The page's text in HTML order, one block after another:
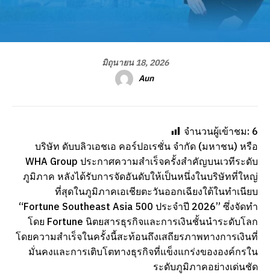
มิถุนายน 18, 2026
Aun
จำนวนผู้เข้าชม: 6
บริษัท ดับบลิวเอชเอ คอร์ปอเรชั่น จำกัด (มหาชน) หรือ
WHA Group ประกาศความสำเร็จครั้งสำคัญบนเวทีระดับ
ภูมิภาค หลังได้รับการจัดอันดับให้เป็นหนึ่งในบริษัทที่ใหญ่
ที่สุดในภูมิภาคเอเชียตะวันออกเฉียงใต้ในทำเนียบ
“Fortune Southeast Asia 500 ประจำปี 2026” ซึ่งจัดทำ
โดย Fortune นิตยสารธุรกิจและการเงินชั้นนำระดับโลก
โดยความสำเร็จในครั้งนี้สะท้อนถึงเสถียรภาพทางการเงินที่
มั่นคงและการเติบโตทางธุรกิจที่แข็งแกร่งขององค์กรใน
ระดับภูมิภาคอย่างเด่นชัด